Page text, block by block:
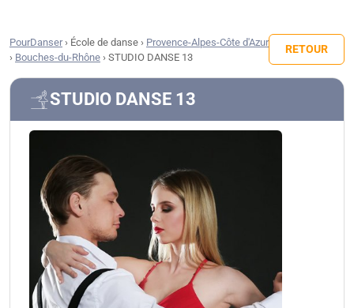
PourDanser› École de danse › Provence-Alpes-Côte d'Azur
› Bouches-du-Rhône › STUDIO DANSE 13
RETOUR
STUDIO DANSE 13